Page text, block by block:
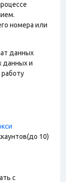
номера или
данных
данных и
10)
с